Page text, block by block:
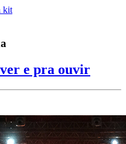
kit
e pra ouvir